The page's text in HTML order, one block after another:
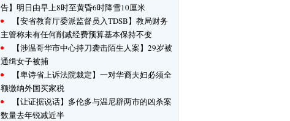
告】明日由早上8时至黄昏6时降雪10厘米
【安省教育厅委派监督员入TDSB】教局财务
主管称未有任何削减经费预算基本保持不变
【涉温哥华市中心持刀袭击陌生人案】29岁被
通缉女子被捕
【卑诗省上诉法院裁定】一对华裔夫妇必须全
额缴纳外国买家税
【让证据说话】多伦多与温尼辟两市的凶杀案
数量去年锐减近半